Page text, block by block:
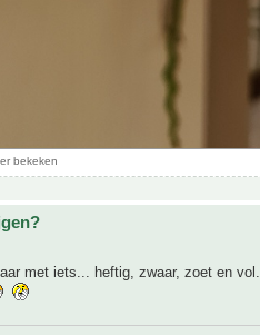
bekeken
met iets... heftig, zwaar, zoet en vol.